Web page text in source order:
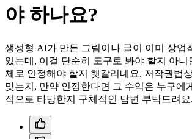
야 하나요?
생성형 AI가 만든 그림이나 글이 이미 상업
있는데, 이걸 단순히 도구로 봐야 할지 아니
체로 인정해야 할지 헷갈리네요. 저작권법
맞는지, 만약 인정한다면 그 수익은 누구에
적으로 타당한지 구체적인 답변 부탁드려요.